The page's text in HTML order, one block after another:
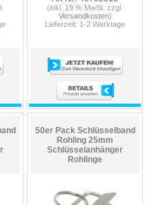
(inkl. 19 % MwSt. zzgl.
Versandkosten)
Lieferzeit: 1-2 Werktage
50er Pack Schlüsselband
Rohling 25mm
Schlüsselanhänger
Rohlinge